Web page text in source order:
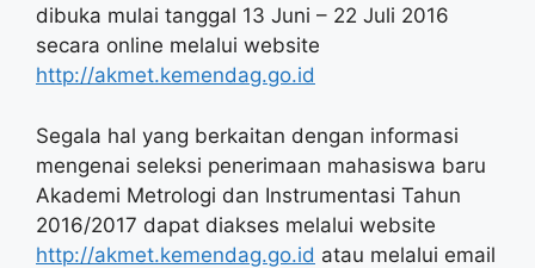
dibuka mulai tanggal 13 Juni – 22 Juli 2016
secara online melalui website
http://akmet.kemendag.go.id
Segala hal yang berkaitan dengan informasi
mengenai seleksi penerimaan mahasiswa baru
Akademi Metrologi dan Instrumentasi Tahun
2016/2017 dapat diakses melalui website
http://akmet.kemendag.go.id atau melalui email